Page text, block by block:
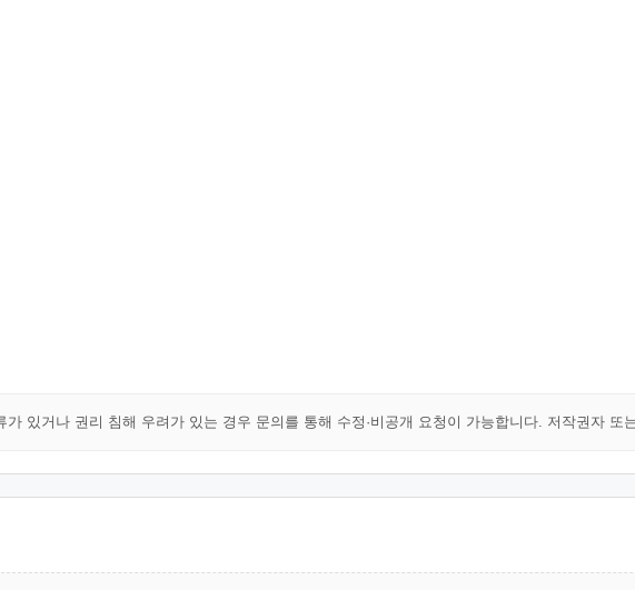
있거나 권리 침해 우려가 있는 경우 문의를 통해 수정·비공개 요청이 가능합니다. 저작권자